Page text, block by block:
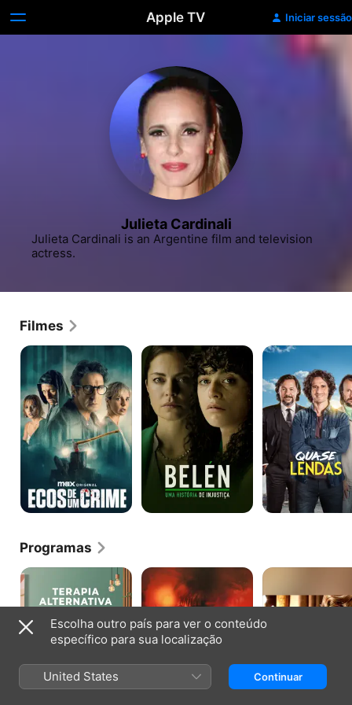
Apple TV Iniciar sessão
Julieta Cardinali
Julieta Cardinali is an Argentine film and television
actress.
Filmes
Ecos
Crime
Belén:
Uma
História
de
Injustiça
Quase
Programas
Terapia
Alternativa
Romanceiro
Uma
para
Escolha outro país para ver o conteúdo
específico para sua localização
United States Continuar